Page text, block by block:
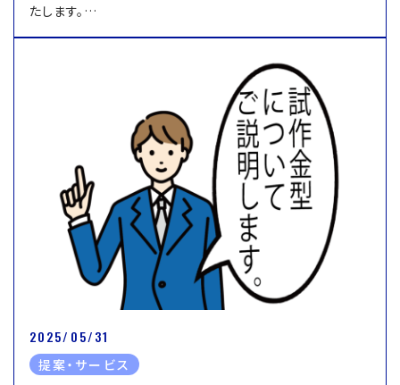
たします。…
2025/05/31
提案・サービス